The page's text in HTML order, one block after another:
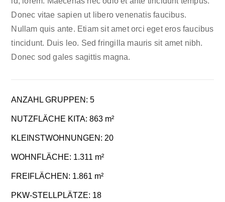
Donec vitae sapien ut libero venenatis faucibus.
Nullam quis ante. Etiam sit amet orci eget eros faucibus
tincidunt. Duis leo. Sed fringilla mauris sit amet nibh.
Donec sod gales sagittis magna.
ANZAHL GRUPPEN: 5
NUTZFLÄCHE KITA: 863 m²
KLEINSTWOHNUNGEN: 20
WOHNFLÄCHE: 1.311 m²
FREIFLÄCHEN: 1.861 m²
PKW-STELLPLÄTZE: 18